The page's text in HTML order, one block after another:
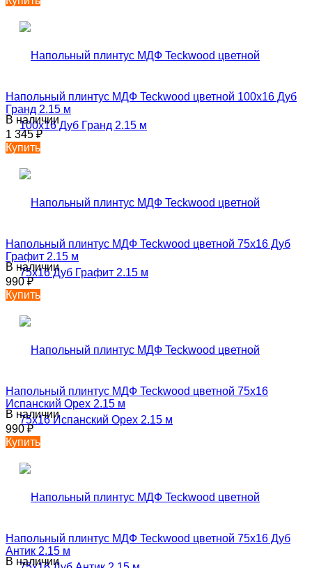
Напольный плинтус МДФ Teckwood цветной 100х16 Дуб
Гранд 2.15 м
В наличии
1 345₽
Купить
Напольный плинтус МДФ Teckwood цветной 75х16 Дуб
Графит 2.15 м
В наличии
990₽
Купить
Напольный плинтус МДФ Teckwood цветной 75х16
Испанский Орех 2.15 м
В наличии
990₽
Купить
Напольный плинтус МДФ Teckwood цветной 75х16 Дуб
Антик 2.15 м
В наличии